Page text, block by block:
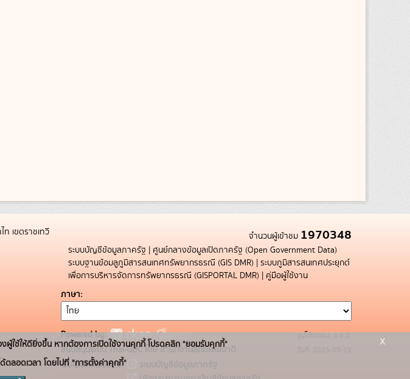
เขตราชเทวี
จำนวนผู้เข้าชม 1970348
ระบบบัญชีข้อมูลภาครัฐ | ศูนย์กลางข้อมูลเปิดภาครัฐ (Open Government Data)
ระบบฐานข้อมลูภูมิสารสนเทศทรัพยากรธรณี (GIS DMR) | ระบบภูมิสารสนเทศประยุกต์
เพื่อการบริหารจัดการทรัพยากรธรณี (GISPORTAL DMR) | คู่มือผู้ใช้งาน
ภาษา
Powered by:
สนับสนุนระบบ Thai-GDC โดย สำนักงานสถิติแห่งชาติ
เว็บไซต์ที่เกี่ยวข้อง:
ระบบบัญชีข้อมูลภาครัฐ
รุ่นโปรแกรม: 3.0.0
วันที่: 2025-05-19
ผู้ใช้ให้ดียิ่งขึ้น หากต้องการเปิดใช้งานคุกกี้ โปรดคลิก "ยอมรับคุกกี้"
ลอดเวลา โดยไปที่ "การตั้งค่าคุกกี้"
x